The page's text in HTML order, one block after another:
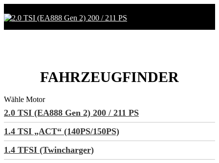
FAHRZEUGFINDER
Wähle Motor
2.0 TSI (EA888 Gen 2) 200 / 211 PS
1.4 TSI „ACT“ (140PS/150PS)
1.4 TFSI (Twincharger)